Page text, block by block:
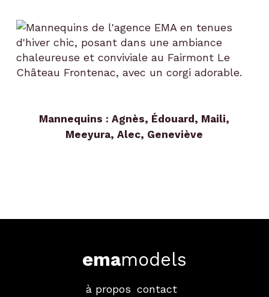
Mannequins :Agnès, Édouard , Maili,
Meeyura,Alec, Geneviève
emamodels
à propos contact